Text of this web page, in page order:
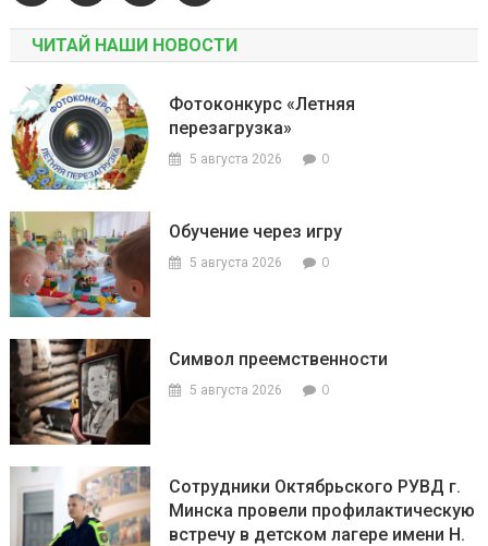
ЧИТАЙ НАШИ НОВОСТИ
Фотоконкурс «Летняя
перезагрузка»
5 августа 2026 0
Обучение через игру
5 августа 2026 0
Символ преемственности
5 августа 2026 0
Сотрудники Октябрьского РУВД г.
Минска провели профилактическую
встречу в детском лагере имени Н.